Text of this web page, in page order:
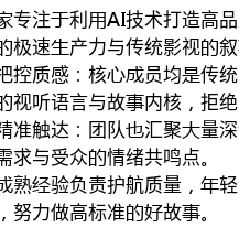
注利技术打造高
速产力与传统影视
控质感核员均
视听语言与故内核拒
准触达团队汇聚量
与受众情绪共鸣点
验负责护航质量
努力做高标准故